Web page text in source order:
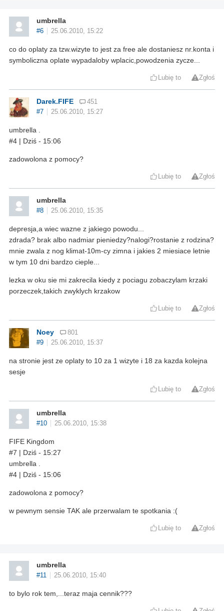
umbrella
#6 25.06.2010, 15:22
co do oplaty za tzw.wizyte to jest za free ale dostaniesz nr.konta i
symboliczna oplate wypadaloby wplacic,powodzenia zycze...
Lubię to Zgłoś
Darek.FIFE
451
#7
25.06.2010, 15:27
umbrella .
#4 | Dziś - 15:06
zadowolona z pomocy?
Lubię to Zgłoś
umbrella
#8 25.06.2010, 15:35
depresja,a wiec wazne z jakiego powodu...
zdrada? brak albo nadmiar pieniedzy?nalogi?rostanie z rodzina?
mnie zwala z nog klimat-10m-cy zimna i jakies 2 miesiace letnie
w tym 10 dni bardzo cieple...
lezka w oku sie mi zakrecila kiedy z pociagu zobaczylam krzaki
porzeczek,takich zwyklych krzakow
Lubię to Zgłoś
Noey
801
#9
25.06.2010, 15:37
na stronie jest ze oplaty to 10 za 1 wizyte i 18 za kazda kolejna
sesje
Lubię to Zgłoś
umbrella
#10 25.06.2010, 15:38
FIFE Kingdom
#7 | Dziś - 15:27
umbrella .
#4 | Dziś - 15:06
zadowolona z pomocy?
w pewnym sensie TAK ale przerwalam te spotkania :(
Lubię to Zgłoś
umbrella
#11 25.06.2010, 15:40
to bylo rok tem,...teraz maja cennik???